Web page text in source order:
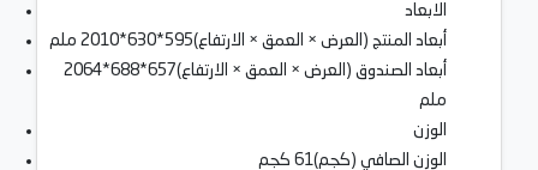
الابعاد
أبعاد المنتج (العرض × العمق × الارتفاع)595*630*2010 ملم
أبعاد الصندوق (العرض × العمق × الارتفاع)657*688*2064
ملم
الوزن
الوزن الصافي (كجم)61 كجم